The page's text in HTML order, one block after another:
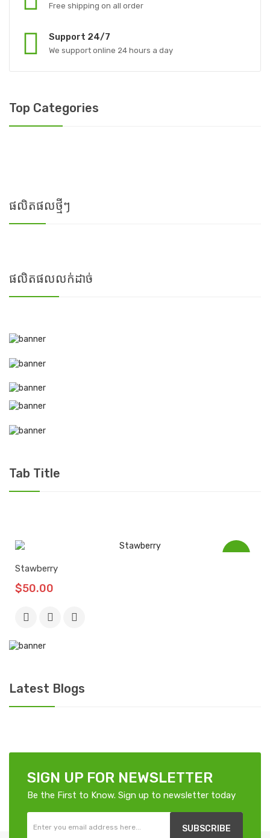
Free shipping on all order
Support 24/7
We support online 24 hours a day
Top Categories
ផលិតផលថ្មីៗ
ផលិតផលលក់ដាច់
Tab Title
Stawberry
$50.00
Latest Blogs
SIGN UP FOR NEWSLETTER
Be the First to Know. Sign up to newsletter today
SUBSCRIBE